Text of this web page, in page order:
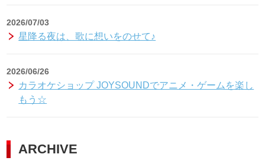
2026/07/03
星降る夜は、歌に想いをのせて♪
2026/06/26
カラオケショップ JOYSOUNDでアニメ・ゲームを楽し
もう☆
ARCHIVE